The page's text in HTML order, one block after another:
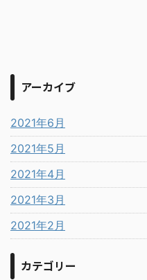
アーカイブ
2021年6月
2021年5月
2021年4月
2021年3月
2021年2月
カテゴリー